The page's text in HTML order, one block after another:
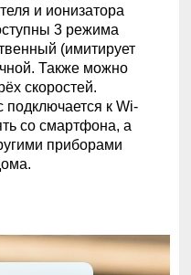
и ионизатора
3 режима
(имитирует
Также можно
скоростей.
подключается к Wi-
со смартфона, а
приборами